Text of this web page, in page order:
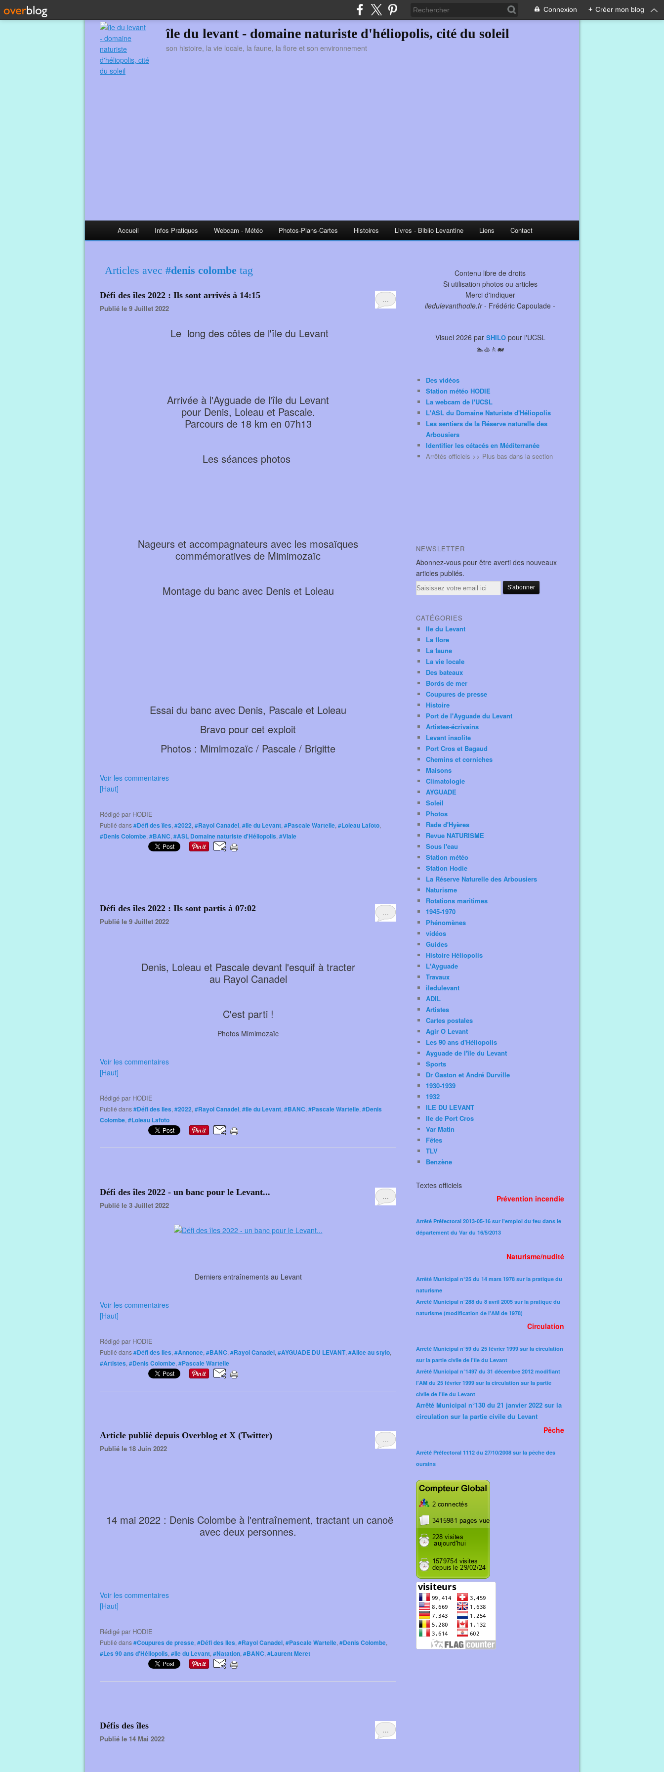
Connexion + Créer mon blog
île du levant - domaine naturiste d'héliopolis, cité du soleil
son histoire, la vie locale, la faune, la flore et son environnement
Accueil Infos Pratiques Webcam - Météo Photos-Plans-Cartes Histoires Livres - Biblio Levantine Liens Contact
Articles avec #denis colombe tag
…
Défi des îles 2022 : Ils sont arrivés à 14:15
Publié le 9 Juillet 2022
Le long des côtes de l'île du Levant
Arrivée à l'Ayguade de l'île du Levant
pour Denis, Loleau et Pascale.
Parcours de 18 km en 07h13
Les séances photos
Nageurs et accompagnateurs avec les mosaïques
commémoratives de Mimimozaïc
Montage du banc avec Denis et Loleau
Essai du banc avec Denis, Pascale et Loleau
Bravo pour cet exploit
Photos : Mimimozaïc / Pascale / Brigitte
Voir les commentaires
[Haut]
Rédigé par HODIE
Publié dans#Défi des îles, #2022, #Rayol Canadel, #Ile du Levant, #Pascale Wartelle, #Loleau Lafoto,
#Denis Colombe, #BANC, #ASL Domaine naturiste d'Héliopolis, #Viale
…
Défi des îles 2022 : Ils sont partis à 07:02
Publié le 9 Juillet 2022
Denis, Loleau et Pascale devant l'esquif à tracter
au Rayol Canadel
C'est parti !
Photos Mimimozaïc
Voir les commentaires
[Haut]
Rédigé par HODIE
Publié dans#Défi des Iles, #2022, #Rayol Canadel, #Ile du Levant, #BANC, #Pascale Wartelle, #Denis
Colombe, #Loleau Lafoto
…
Défi des îles 2022 - un banc pour le Levant...
Publié le 3 Juillet 2022
Derniers entraînements au Levant
Voir les commentaires
[Haut]
Rédigé par HODIE
Publié dans#Défi des Iles, #Annonce, #BANC, #Rayol Canadel, #AYGUADE DU LEVANT, #Alice au stylo,
#Artistes, #Denis Colombe, #Pascale Wartelle
…
Article publié depuis Overblog et X (Twitter)
Publié le 18 Juin 2022
14 mai 2022 : Denis Colombe à l'entraînement, tractant un canoë
avec deux personnes.
Voir les commentaires
[Haut]
Rédigé par HODIE
Publié dans#Coupures de presse, #Défi des Iles, #Rayol Canadel, #Pascale Wartelle, #Denis Colombe,
#Les 90 ans d'Héliopolis, #Ile du Levant, #Natation, #BANC, #Laurent Meret
…
Défis des îles
Publié le 14 Mai 2022
Contenu libre de droits
Si utilisation photos ou articles
Merci d'indiquer
iledulevanthodie.fr- Frédéric Capoulade -
Visuel 2026 par SHILOpour l'UCSL
🏊🚣🚶🐋
Des vidéos
Station météo HODIE
La webcam de l'UCSL
L'ASL du Domaine Naturiste d'Héliopolis
Les sentiers de la Réserve naturelle des
Arbousiers
Identifier les cétacés en Méditerranée
Arrêtés officiels >> Plus bas dans la section
NEWSLETTER
Abonnez-vous pour être averti des nouveaux
articles publiés.
Email
CATÉGORIES
Ile du Levant
La flore
La faune
La vie locale
Des bateaux
Bords de mer
Coupures de presse
Histoire
Port de l'Ayguade du Levant
Artistes-écrivains
Levant insolite
Port Cros et Bagaud
Chemins et corniches
Maisons
Climatologie
AYGUADE
Soleil
Photos
Rade d'Hyères
Revue NATURISME
Sous l'eau
Station météo
Station Hodie
La Réserve Naturelle des Arbousiers
Naturisme
Rotations maritimes
1945-1970
Phénomènes
vidéos
Guides
Histoire Héliopolis
L'Ayguade
Travaux
iledulevant
ADIL
Artistes
Cartes postales
Agir O Levant
Les 90 ans d'Héliopolis
Ayguade de l'île du Levant
Sports
Dr Gaston et André Durville
1930-1939
1932
ILE DU LEVANT
Ile de Port Cros
Var Matin
Fêtes
TLV
Benzène
Textes officiels
Prévention incendie
Arrêté Préfectoral 2013-05-16 sur l'emploi du feu dans le
département du Var du 16/5/2013
Naturisme/nudité
Arrêté Municipal n°25 du 14 mars 1978 sur la pratique du
naturisme
Arrêté Municipal n°288 du 8 avril 2005 sur la pratique du
naturisme (modification de l'AM de 1978)​
Circulation
Arrêté Municipal n°59 du 25 février 1999 sur la circulation
sur la partie civile de l'île du Levant
Arrêté Municipal n°1497 du 31 décembre 2012 modifiant
l'AM du 25 février 1999 sur la circulation sur la partie
civile de l'île du Levant
Arrêté Municipal n°130 du 21 janvier 2022 sur la
circulation sur la partie civile du Levant
Pêche
Arrêté Préfectoral 1112 du 27/10/2008 sur la pêche des
oursins